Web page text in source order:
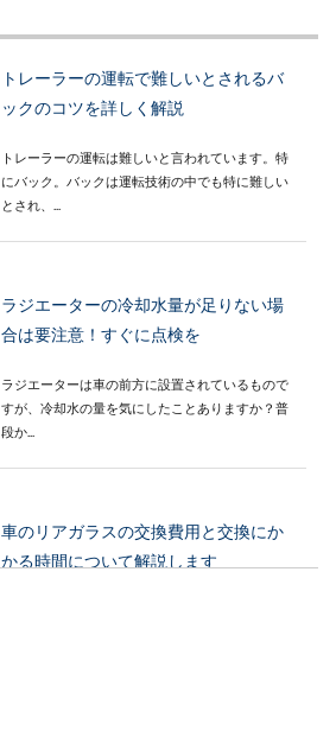
トレーラーの運転で難しいとされるバ
ックのコツを詳しく解説
トレーラーの運転は難しいと言われています。特
にバック。バックは運転技術の中でも特に難しい
とされ、...
ラジエーターの冷却水量が足りない場
合は要注意！すぐに点検を
ラジエーターは車の前方に設置されているもので
すが、冷却水の量を気にしたことありますか？普
段か...
車のリアガラスの交換費用と交換にか
かる時間について解説します